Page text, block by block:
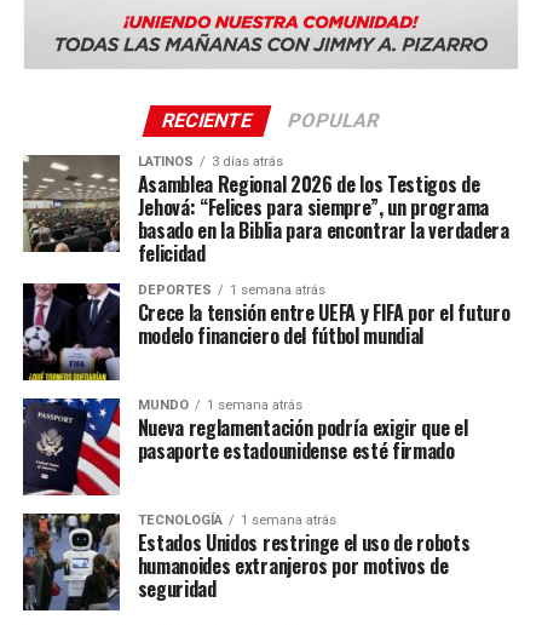
RECIENTE POPULAR
LATINOS 3 días atrás
Asamblea Regional 2026 de los Testigos de
Jehová: “Felices para siempre”, un programa
basado en la Biblia para encontrar la verdadera
felicidad
DEPORTES 1 semana atrás
Crece la tensión entre UEFA y FIFA por el futuro
modelo financiero del fútbol mundial
MUNDO 1 semana atrás
Nueva reglamentación podría exigir que el
pasaporte estadounidense esté firmado
TECNOLOGÍA 1 semana atrás
Estados Unidos restringe el uso de robots
humanoides extranjeros por motivos de
seguridad